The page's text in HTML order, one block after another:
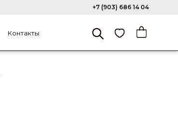
Контакты
+7 (903) 686 14 04